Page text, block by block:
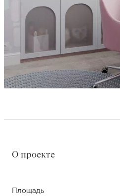
О проекте
Площадь